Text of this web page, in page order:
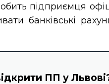
підприємця
банківські
ПП у